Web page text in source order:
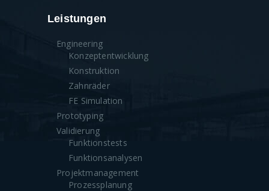
Leistungen
Engineering
Konzeptentwicklung
Konstruktion
Zahnräder
FE Simulation
Prototyping
Validierung
Funktionstests
Funktionsanalysen
Projektmanagement
Prozessplanung